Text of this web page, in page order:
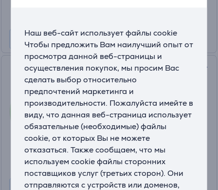
Наш веб-сайт использует файлы cookie
Чтобы предложить Вам наилучший опыт от
просмотра данной веб-страницы и
осуществления покупок, мы просим Вас
сделать выбор относительно
предпочтений маркетинга и
производительности. Пожалуйста имейте в
виду, что данная веб-страница использует
обязательные (необходимые) файлы
cookie, от которых Вы не можете
отказаться. Также сообщаем, что мы
используем cookie файлы сторонних
поставщиков услуг (третьих сторон). Они
отправляются с устройств или доменов,
Foreo BEAR™ 2 go, зеленый -
Микротоковый прибор для
тонизирования кожи лица
BEAR2GO.PISTACHIO
На складе
Цена:
229
10 месяцев 25 €